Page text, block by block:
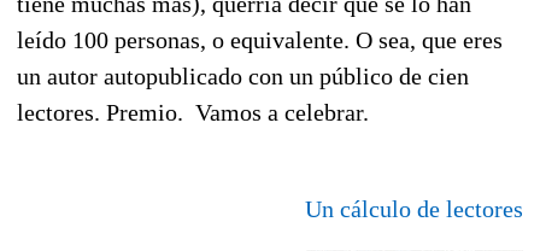
leído 100 personas, o equivalente. O sea, que eres
un autor autopublicado con un público de cien
lectores. Premio. Vamos a celebrar.
Un cálculo de lectores